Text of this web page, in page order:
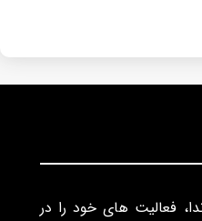
فعالیت های خود را در